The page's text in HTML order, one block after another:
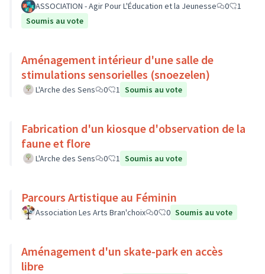
ASSOCIATION - Agir Pour L'Éducation et la Jeunesse 0
1
Soumis au vote
Aménagement intérieur d'une salle de
stimulations sensorielles (snoezelen)
L'Arche des Sens 0 1 Soumis au vote
Fabrication d'un kiosque d'observation de la
faune et flore
L'Arche des Sens 0 1 Soumis au vote
Parcours Artistique au Féminin
Association Les Arts Bran'choix 0 0 Soumis au vote
Aménagement d'un skate-park en accès
libre